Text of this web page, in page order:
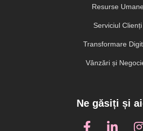
Resurse Umane
Serviciul Clienți
Transformare
Vânzări și
Ne găsiți și